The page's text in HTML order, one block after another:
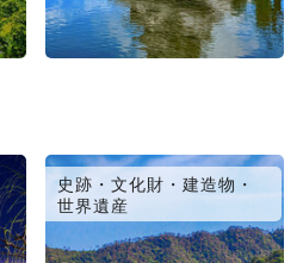
史跡・文化財・建造物・
世界遺産